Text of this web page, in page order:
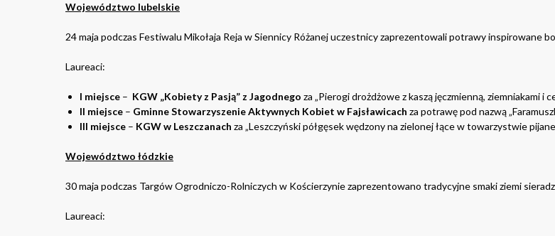
Województwo lubelskie
24 maja podczas Festiwalu Mikołaja Reja w Siennicy Różanej uczestnicy zaprezentowali potrawy inspirowane
Laureaci:
I miejsce – KGW „Kobiety z Pasją” z Jagodnego za „Pierogi drożdżowe z kaszą jęczmienną, ziemniakami i
II miejsce – Gminne Stowarzyszenie Aktywnych Kobiet w Fajsławicach za potrawę pod nazwą
III miejsce – KGW w Leszczanach za „Leszczyński półgęsek wędzony na zielonej łące w towarzystwie
Województwo łódzkie
30 maja podczas Targów Ogrodniczo-Rolniczych w Kościerzynie zaprezentowano tradycyjne smaki ziemi
Laureaci: